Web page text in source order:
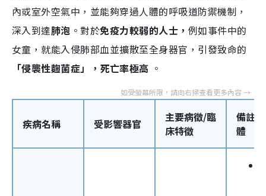
內或室外空氣中，並能夠穿過人體的呼吸道防禦機制，
深入到達肺泡 。對於免疫力較弱的人士， 例如事件中的
女童，就能入侵肺部血並擴散至全身器官，引發致命的
「侵襲性麴菌症」，死亡率極高 。
疾病名稱 受影響器官
主要病徵/臨
床特徵
備註/
體